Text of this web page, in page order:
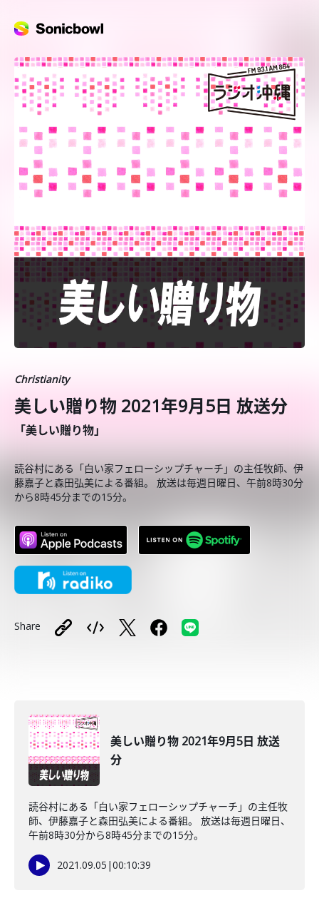
Christianity
美しい贈り物 2021年9月5日 放送分
「美しい贈り物」
読谷村にある「白い家フェローシップチャーチ」の主任牧師、伊
藤嘉子と森田弘美による番組。 放送は毎週日曜日、午前8時30分
から8時45分までの15分。
Share
美しい贈り物 2021年9月5日 放送
分
読谷村にある「白い家フェローシップチャーチ」の主任牧
師、伊藤嘉子と森田弘美による番組。 放送は毎週日曜日、
午前8時30分から8時45分までの15分。
2021.09.05 |00:10:39